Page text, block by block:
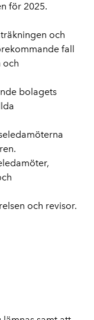
för 2025.
och
fall
och
bolagets
och revisor.